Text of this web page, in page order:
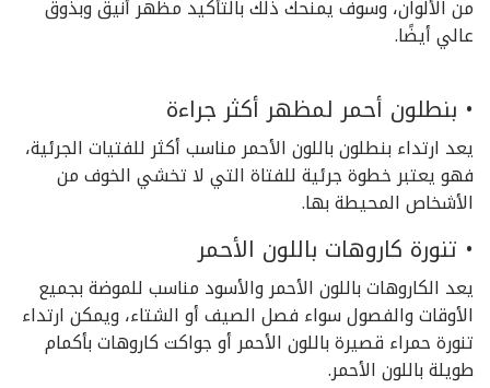
من الألوان، وسوف يمنحك ذلك بالتأكيد مظهر أنيق وبذوق
عالي أيضًا.
• بنطلون أحمر لمظهر أكثر جراءة
يعد ارتداء بنطلون باللون الأحمر مناسب أكثر للفتيات الجرئية،
فهو يعتبر خطوة جرئية للفتاة التي لا تخشي الخوف من
الأشخاص المحيطة بها.
• تنورة كاروهات باللون الأحمر
يعد الكاروهات باللون الأحمر والأسود مناسب للموضة بجميع
الأوقات والفصول سواء فصل الصيف أو الشتاء، ويمكن ارتداء
تنورة حمراء قصيرة باللون الأحمر أو جواكت كاروهات بأكمام
طويلة باللون الأحمر.